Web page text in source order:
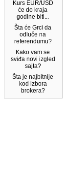
Kurs EUR/USD
će do kraja
godine biti...
Šta će Grci da
odluče na
referendumu?
Kako vam se
sviđa novi izgled
sajta?
Šta je najbitnije
kod izbora
brokera?